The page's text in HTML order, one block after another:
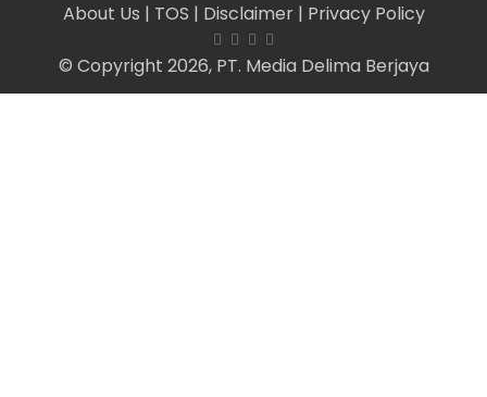
About Us | TOS | Disclaimer | Privacy Policy
© Copyright 2026, PT. Media Delima Berjaya